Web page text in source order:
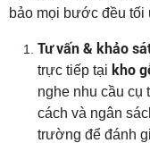
bảo mọi bước đều tối
Tư vấn & khảo
trực tiếp tại kho
nghe nhu cầu cụ
cách và ngân
trường để đánh